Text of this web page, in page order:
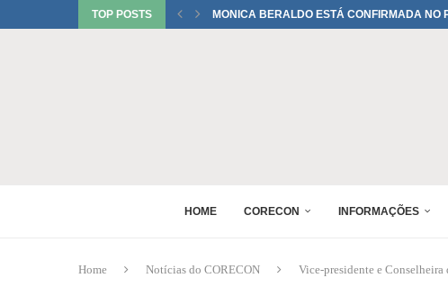
TOP POSTS ÚLTIMOS DIAS DO 2º LOTE DE INSCRIÇÕES
HOME CORECON INFORMAÇÕES
Home Notícias do CORECON Vice-presidente e Conselheira